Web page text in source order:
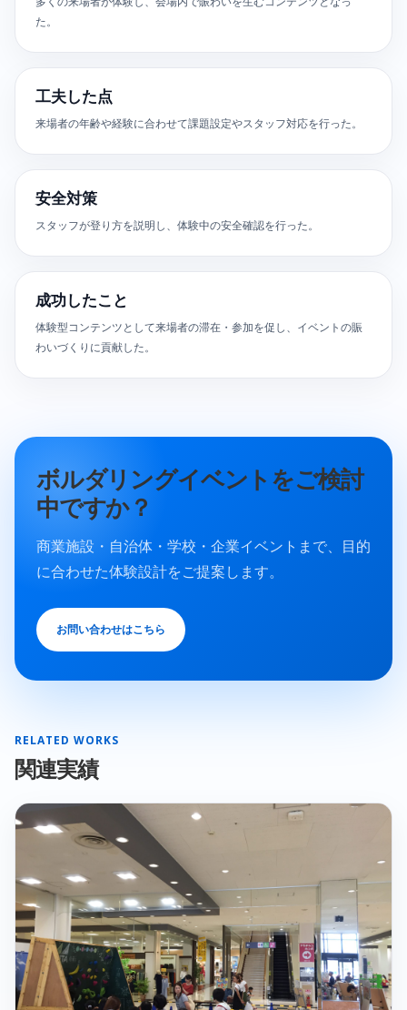
た。
工夫した点
来場者の年齢や経験に合わせて課題設定やスタッフ対応を行った。
安全対策
スタッフが登り方を説明し、体験中の安全確認を行った。
成功したこと
体験型コンテンツとして来場者の滞在・参加を促し、イベントの賑
わいづくりに貢献した。
ボルダリングイベントをご検討
中ですか？
商業施設・自治体・学校・企業イベントまで、目的
に合わせた体験設計をご提案します。
お問い合わせはこちら
RELATED WORKS
関連実績